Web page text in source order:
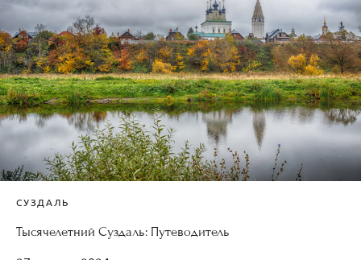
СУЗДАЛЬ
Тысячелетний Суздаль: Путеводитель